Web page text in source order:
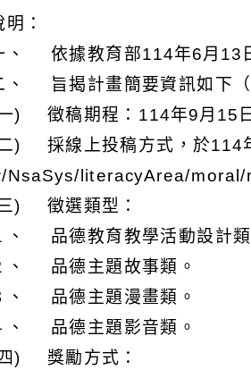
明：
、 依據教育部114年6月13
、 旨揭計畫簡要資訊如下（
) 徵稿期程：114年9月15日
) 採線上投稿方式，於114
NsaSys/literacyArea/moral/
) 徵選類型：
、 品德教育教學活動設計類
、 品德主題故事類。
、 品德主題漫畫類。
、 品德主題影音類。
) 獎勵方式：